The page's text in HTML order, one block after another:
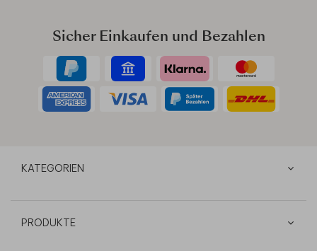
Sicher Einkaufen und Bezahlen
KATEGORIEN
PRODUKTE